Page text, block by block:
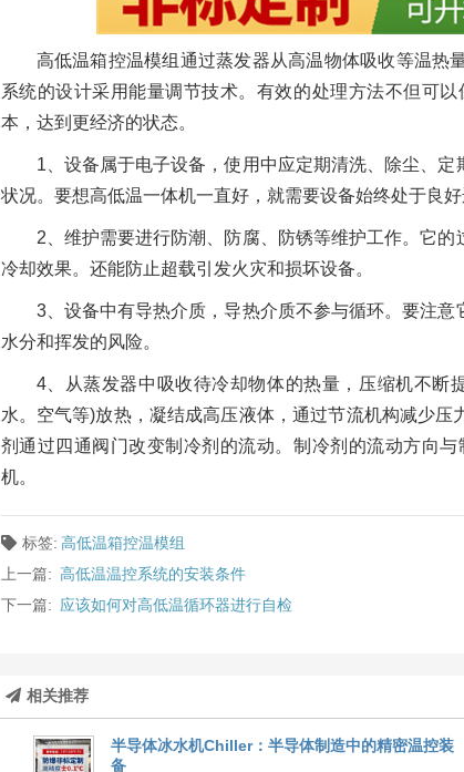
高低温箱控温模组通过蒸发器从高温物体吸收等温热
系统的设计采用能量调节技术。有效的处理方法不但可
本，达到更经济的状态。
1、设备属于电子设备，使用中应定期清洗、除尘、
状况。要想高低温一体机一直好，就需要设备始终处于良
2、维护需要进行防潮、防腐、防锈等维护工作。它
冷却效果。还能防止超载引发火灾和损坏设备。
3、设备中有导热介质，导热介质不参与循环。要注
水分和挥发的风险。
4、从蒸发器中吸收待冷却物体的热量，压缩机不断
水。空气等)放热，凝结成高压液体，通过节流机构减少
剂通过四通阀门改变制冷剂的流动。制冷剂的流动方向
机。
标签: 高低温箱控温模组
上一篇: 高低温温控系统的安装条件
下一篇: 应该如何对高低温循环器进行自检
相关推荐
半导体冰水机Chiller：半导体制造中的精密温控装
备